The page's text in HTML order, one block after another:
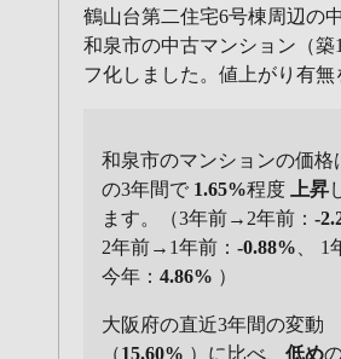
鶴山台第二住宅6号棟周辺の
和泉市の中古マンション（築
フ化しました。値上がり有
和泉市のマンションの価格
の3年間で 1.65%程度 上昇
ます。（3年前→2年前： -
2年前→1年前： -0.88%、 1
今年： 4.86% ）
大阪府の直近3年間の変動
（15.60% ）に比べ、 低め